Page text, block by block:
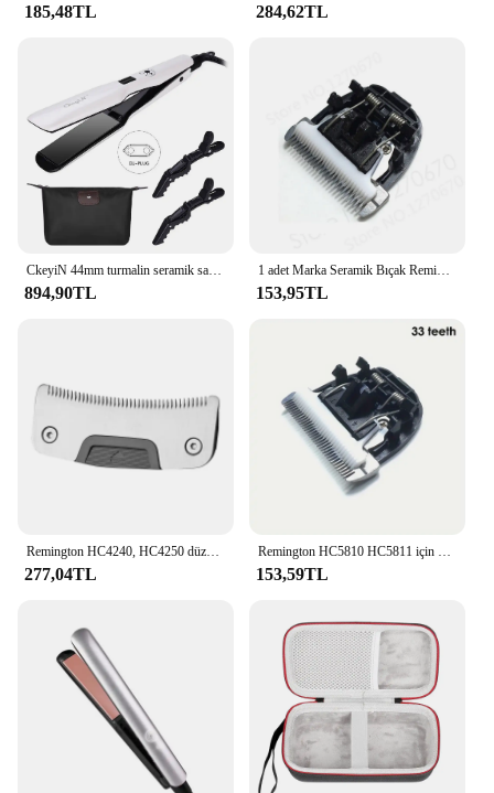
185,48TL 284,62TL
894,90TL
1 adet Marka Seramik Bıçak Remington HC5810 HC5811 BaoRun X7 P2 P6 P9 S1 Yedek Bıçak Elektrikli Saç Kesme Makinesi Giyotin Kesici Kafa
153,95TL
277,04TL 153,59TL